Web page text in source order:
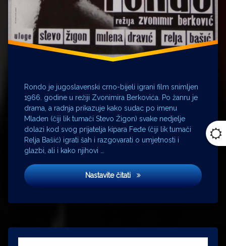
Rondo je jugoslavenski crno-bijeli igrani film snimljen
1966. godine u režiji Zvonimira Berkovića. Po žanru je
drama, a radnja prikazuje kako sudac po imenu
Mladen (čiji lik tumači Stevo Žigon) svake nedjelje
dolazi kod svog prijatelja kipara Feđe (čiji lik tumači
Relja Bašić) igrati šah i razgovarati o umjetnosti i
glazbi, ali i kako njihovi …
Nastavite čitatiRondo